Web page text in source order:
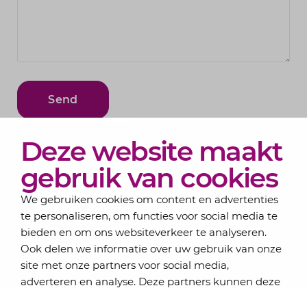
Deze website maakt
gebruik van cookies
We gebruiken cookies om content en advertenties
te personaliseren, om functies voor social media te
bieden en om ons websiteverkeer te analyseren.
Ook delen we informatie over uw gebruik van onze
site met onze partners voor social media,
adverteren en analyse. Deze partners kunnen deze